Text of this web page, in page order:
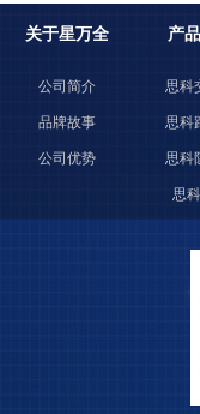
关于星万全 产
公司简介
品牌故事
公司优势
思科
思科
思科
思